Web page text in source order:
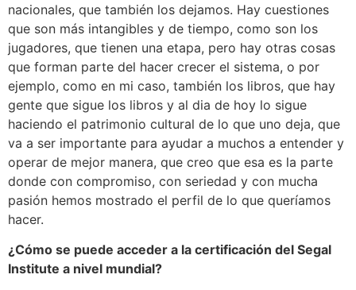
nacionales, que también los dejamos. Hay cuestiones
que son más intangibles y de tiempo, como son los
jugadores, que tienen una etapa, pero hay otras cosas
que forman parte del hacer crecer el sistema, o por
ejemplo, como en mi caso, también los libros, que hay
gente que sigue los libros y al dia de hoy lo sigue
haciendo el patrimonio cultural de lo que uno deja, que
va a ser importante para ayudar a muchos a entender y
operar de mejor manera, que creo que esa es la parte
donde con compromiso, con seriedad y con mucha
pasión hemos mostrado el perfil de lo que queríamos
hacer.
¿Cómo se puede acceder a la certificación del Segal
Institute a nivel mundial?